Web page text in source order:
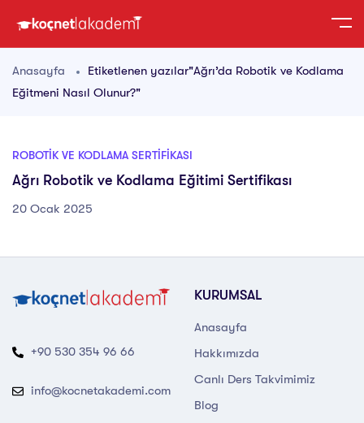
Anasayfa
Etiketlenen yazılar"Ağrı’da Robotik ve Kodlama
Eğitmeni Nasıl Olunur?"
ROBOTIK VE KODLAMA SERTIFIKASI
Ağrı Robotik ve Kodlama Eğitimi Sertifikası
20 Ocak 2025
+90 530 354 96 66
info@kocnetakademi.com
KURUMSAL
Anasayfa
Hakkımızda
Canlı Ders Takvimimiz
Blog